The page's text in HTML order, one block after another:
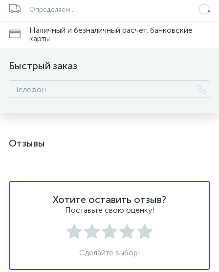
Определяем...
Наличный и безналичный расчет, банковские
карты
Быстрый заказ
Отзывы
Хотите оставить отзыв?
Поставьте свою оценку!
Сделайте выбор!